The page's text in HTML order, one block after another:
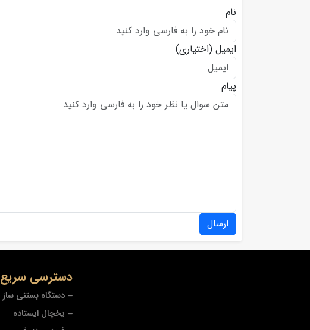
نام
ایمیل (اختیاری)
پیام
ارسال
دسترسی سریع
دستگاه بستنی ساز
یخچال ایستاده